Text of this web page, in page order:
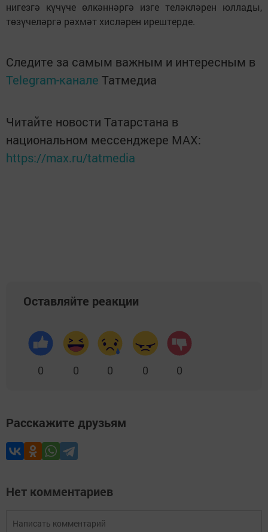
нигезгә күчүче өлкәннәргә изге теләкләрен юллады,
төзүчеләргә рәхмәт хисләрен ирештерде.
Следите за самым важным и интересным в
Telegram-канале Татмедиа
Читайте новости Татарстана в
национальном мессенджере MАХ:
https://max.ru/tatmedia
Оставляйте реакции
0 0 0 0 0
Расскажите друзьям
Нет комментариев